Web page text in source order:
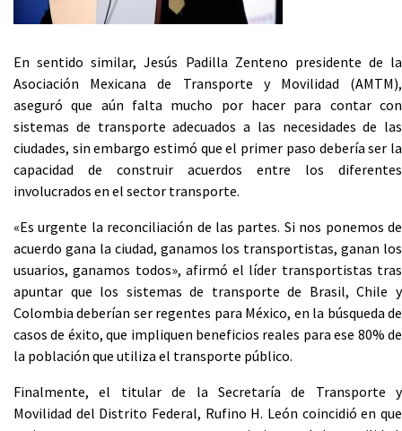
En sentido similar, Jesús Padilla Zenteno presidente de la
Asociación Mexicana de Transporte y Movilidad (AMTM),
aseguró que aún falta mucho por hacer para contar con
sistemas de transporte adecuados a las necesidades de las
ciudades, sin embargo estimó que el primer paso debería ser la
capacidad de construir acuerdos entre los diferentes
involucrados en el sector transporte.
«Es urgente la reconciliación de las partes. Si nos ponemos de
acuerdo gana la ciudad, ganamos los transportistas, ganan los
usuarios, ganamos todos», afirmó el líder transportistas tras
apuntar que los sistemas de transporte de Brasil, Chile y
Colombia deberían ser regentes para México, en la búsqueda de
casos de éxito, que impliquen beneficios reales para ese 80% de
la población que utiliza el transporte público.
Finalmente, el titular de la Secretaría de Transporte y
Movilidad del Distrito Federal, Rufino H. León coincidió en que